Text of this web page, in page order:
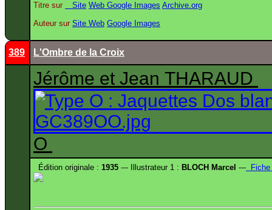
Titre sur Site Web Google Images Archive.org
Auteur sur Site Web Google Images
389 L'Ombre de la Croix
Jérôme et Jean THARAUD
O
Édition originale : 1935 --- Illustrateur 1 : BLOCH Marcel ---